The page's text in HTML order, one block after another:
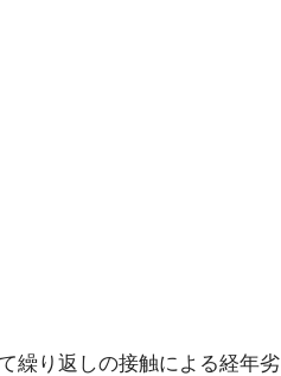
繰り返しの接触による経年劣